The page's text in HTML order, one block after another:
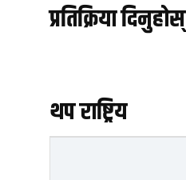
प्रतिक्रिया दिनुहोस्
थप राष्ट्रिय